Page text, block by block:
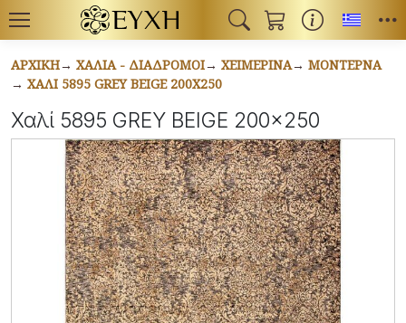
ΑΡΧΙΚΉ ΧΑΛΙΆ - ΔΙΆΔΡΟΜΟΙ ΧΕΙΜΕΡΙΝΆ
ΜΟΝΤΈΡΝΑ
ΧΑΛΊ 5895 GREY BEIGE 200X250
Χαλί 5895 GREY BEIGE 200x250